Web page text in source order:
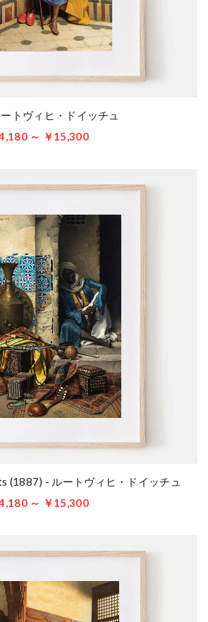
トヴィヒ・ドイッチュ
～ ￥15,300
(1887) - ルートヴィヒ・ドイッチュ
～ ￥15,300